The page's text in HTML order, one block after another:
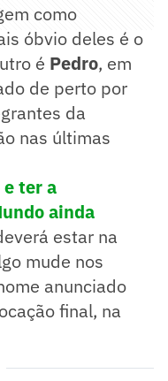
como
óbvio deles é o
é Pedro, em
de perto por
da
nas últimas
ter a
ainda
estar na
mude nos
anunciado
final, na